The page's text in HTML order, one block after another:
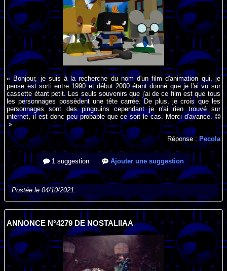
« Bonjour, je suis à la recherche du nom d'un film d'animation qui, je
pense est sorti entre 1990 et début 2000 étant donné que je l'ai vu sur
cassette étant petit. Les seuls souvenirs que j'ai de ce film est que tous
les personnages possèdent une tête carrée. De plus, je crois que les
personnages sont des pingouins cependant je n'ai rien trouvé sur
internet, il est donc peu probable que ce soit le cas. Merci d'avance.
»
Réponse :Pecola
1 suggestion Ajouter une suggestion
Postée le 04/10/2021.
ANNONCE N°4279 DE NOSTALIIAA